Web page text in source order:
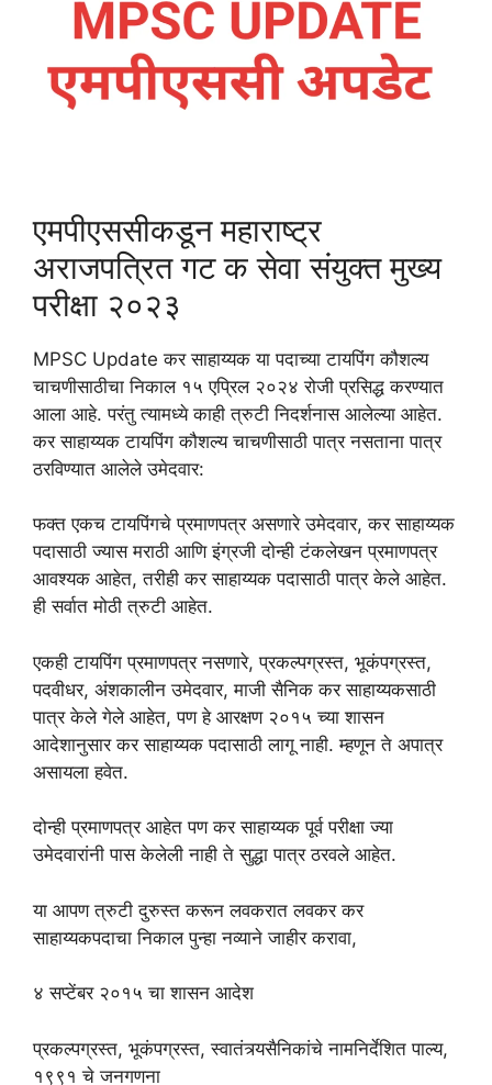
एमपीएससीकडून महाराष्ट्र
अराजपत्रित गट क सेवा संयुक्त मुख्य
परीक्षा २०२३
MPSC Update कर साहाय्यक या पदाच्या टायपिंग कौशल्य
चाचणीसाठीचा निकाल १५ एप्रिल २०२४ रोजी प्रसिद्ध करण्यात
आला आहे. परंतु त्यामध्ये काही त्रुटी निदर्शनास आलेल्या आहेत.
कर साहाय्यक टायपिंग कौशल्य चाचणीसाठी पात्र नसताना पात्र
ठरविण्यात आलेले उमेदवार:
फक्त एकच टायपिंगचे प्रमाणपत्र असणारे उमेदवार, कर साहाय्यक
पदासाठी ज्यास मराठी आणि इंग्रजी दोन्ही टंकलेखन प्रमाणपत्र
आवश्यक आहेत, तरीही कर साहाय्यक पदासाठी पात्र केले आहेत.
ही सर्वात मोठी त्रुटी आहेत.
एकही टायपिंग प्रमाणपत्र नसणारे, प्रकल्पग्रस्त, भूकंपग्रस्त,
पदवीधर, अंशकालीन उमेदवार, माजी सैनिक कर साहाय्यकसाठी
पात्र केले गेले आहेत, पण हे आरक्षण २०१५ च्या शासन
आदेशानुसार कर साहाय्यक पदासाठी लागू नाही. म्हणून ते अपात्र
असायला हवेत.
दोन्ही प्रमाणपत्र आहेत पण कर साहाय्यक पूर्व परीक्षा ज्या
उमेदवारांनी पास केलेली नाही ते सुद्धा पात्र ठरवले आहेत.
या आपण त्रुटी दुरुस्त करून लवकरात लवकर कर
साहाय्यकपदाचा निकाल पुन्हा नव्याने जाहीर करावा,
४ सप्टेंबर २०१५ चा शासन आदेश
प्रकल्पग्रस्त, भूकंपग्रस्त, स्वातंत्र्यसैनिकांचे नामनिर्देशित पाल्य,
१९९१ चे जनगणना